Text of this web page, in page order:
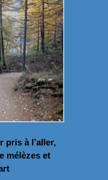
pris à l’aller,
mélèzes et